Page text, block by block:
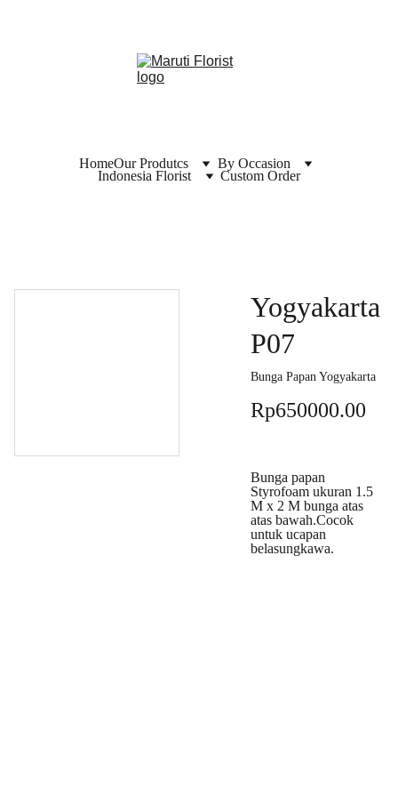
HomeOur Produtcs
By Occasion
Indonesia Florist
Custom Order
Yogyakarta
P07
Bunga Papan Yogyakarta
Rp650000.00
Bunga papan
Styrofoam ukuran 1.5
M x 2 M bunga atas
atas bawah.Cocok
untuk ucapan
belasungkawa.